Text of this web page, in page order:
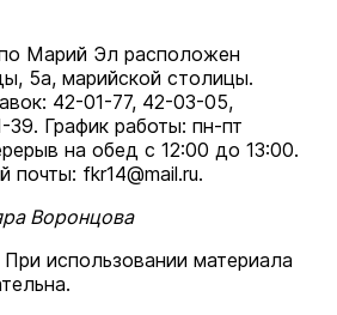
Марий Эл расположен
5а, марийской столицы.
42-01-77, 42-03-05,
39. График работы: пн-пт
на обед с 12:00 до 13:00.
почты: fkr14@mail.ru.
Воронцова
При использовании материала